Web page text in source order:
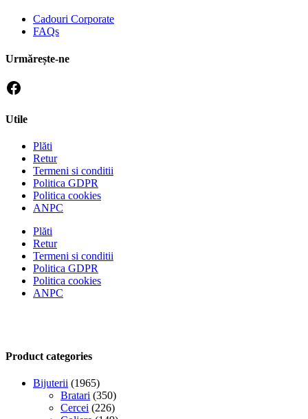
Cadouri Corporate
FAQs
Urmărește-ne
Utile
Plăti
Retur
Termeni si conditii
Politica GDPR
Politica cookies
ANPC
Plăti
Retur
Termeni si conditii
Politica GDPR
Politica cookies
ANPC
Product categories
Bijuterii (1965)
Bratari (350)
Cercei (226)